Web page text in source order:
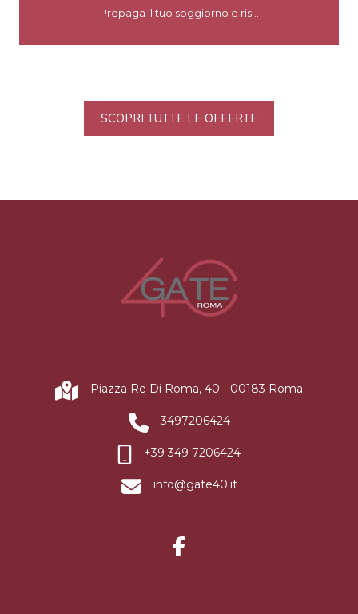
Prepaga il tuo soggiorno e ris...
SCOPRI TUTTE LE OFFERTE
Piazza Re Di Roma, 40 - 00183 Roma
3497206424
+39 349 7206424
info@gate40.it